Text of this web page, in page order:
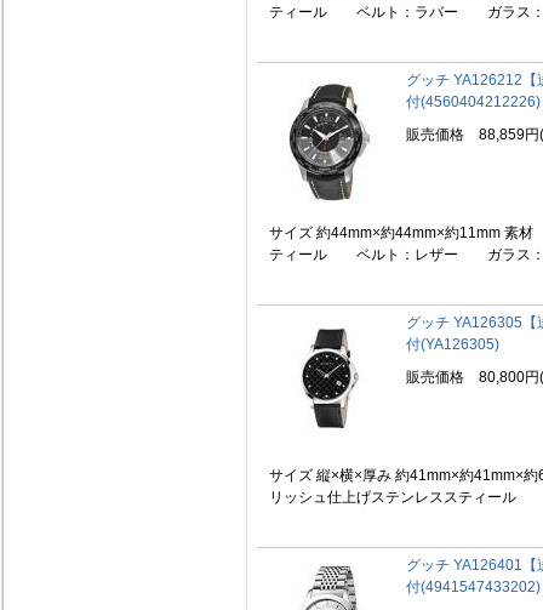
ティール ベルト：ラバー ガラス：
グッチ YA126212【
付(4560404212226)
販売価格 88,859円
サイズ 約44mm×約44mm×約11mm 素
ティール ベルト：レザー ガラス：
グッチ YA126305【
付(YA126305)
販売価格 80,800円
サイズ 縦×横×厚み 約41mm×約41mm×
リッシュ仕上げステンレススティー
グッチ YA126401【
付(4941547433202)